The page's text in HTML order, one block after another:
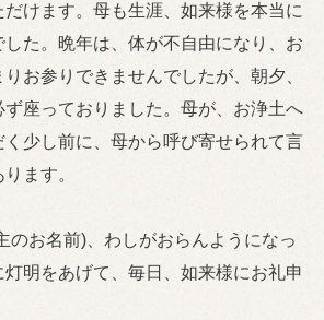
けます。母も生涯、如来様を本当に
した。晩年は、体が不自由になり、お
お参りできませんでしたが、朝夕、
ず座っておりました。母が、お浄土へ
少し前に、母から呼び寄せられて言
ます。
のお名前)、わしがおらんようになっ
明をあげて、毎日、如来様にお礼申